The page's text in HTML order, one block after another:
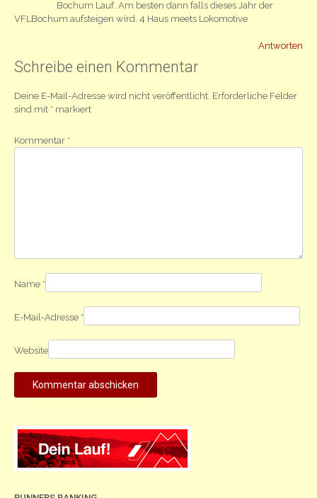
Bochum Lauf. Am besten dann falls dieses Jahr der
VFLBochum aufsteigen wird. 4 Haus meets Lokomotive
Antworten
Schreibe einen Kommentar
Deine E-Mail-Adresse wird nicht veröffentlicht. Erforderliche Felder
sind mit * markiert
Kommentar *
Name *
E-Mail-Adresse *
Website